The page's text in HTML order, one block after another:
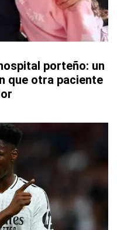
porteño: un
que otra paciente